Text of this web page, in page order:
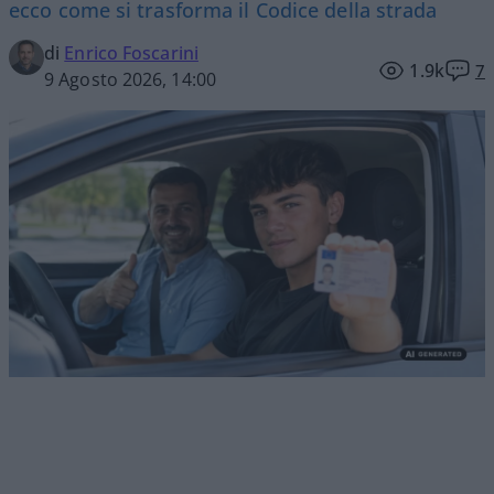
ecco come si trasforma il Codice della strada
di Enrico Foscarini
9 Agosto 2026, 14:00
1.9k 7